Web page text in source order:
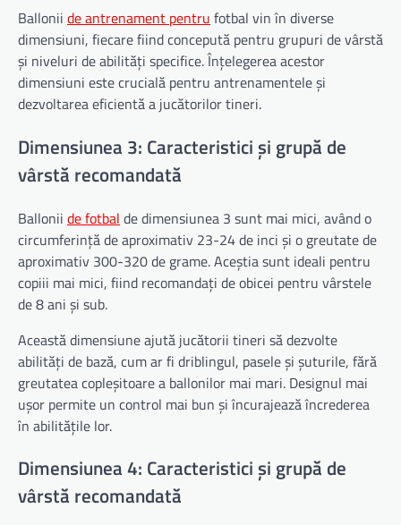
Ballonii de antrenament pentru fotbal vin în diverse
dimensiuni, fiecare fiind concepută pentru grupuri de vârstă
și niveluri de abilități specifice. Înțelegerea acestor
dimensiuni este crucială pentru antrenamentele și
dezvoltarea eficientă a jucătorilor tineri.
Dimensiunea 3: Caracteristici și grupă de
vârstă recomandată
Ballonii de fotbal de dimensiunea 3 sunt mai mici, având o
circumferință de aproximativ 23-24 de inci și o greutate de
aproximativ 300-320 de grame. Aceștia sunt ideali pentru
copiii mai mici, fiind recomandați de obicei pentru vârstele
de 8 ani și sub.
Această dimensiune ajută jucătorii tineri să dezvolte
abilități de bază, cum ar fi driblingul, pasele și șuturile, fără
greutatea copleșitoare a ballonilor mai mari. Designul mai
ușor permite un control mai bun și încurajează încrederea
în abilitățile lor.
Dimensiunea 4: Caracteristici și grupă de
vârstă recomandată